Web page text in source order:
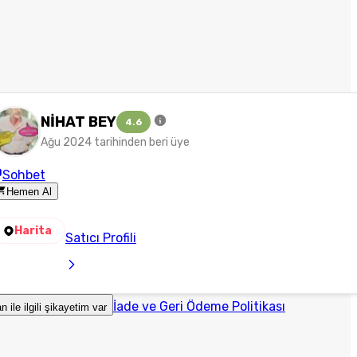
NİHAT BEY 4.6
Ağu 2024 tarihinden beri üye
Sohbet
Hemen Al
Harita Satıcı Profili
ile ilgili şikayetim var İade ve Geri Ödeme Politikası